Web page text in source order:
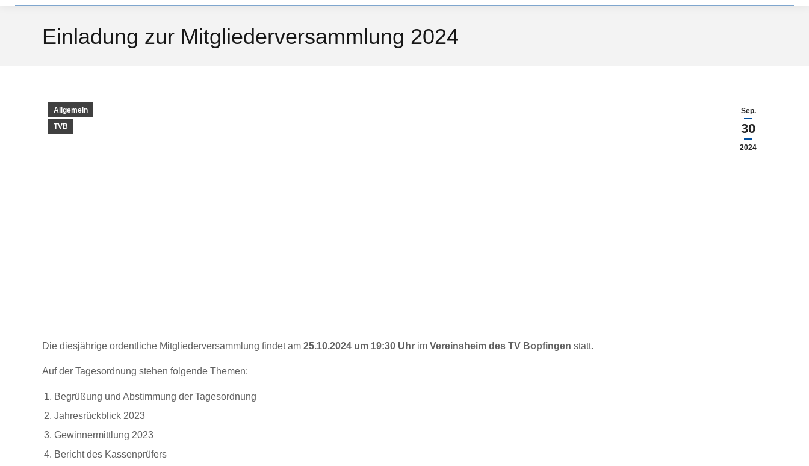
Einladung zur Mitgliederversammlung 2024
Sep.
30
2024
Allgemein
TVB
Die diesjährige ordentliche Mitgliederversammlung findet am 25.10.2024 um 19:30 Uhr im Vereinsheim des TV Bopfingen statt.
Auf der Tagesordnung stehen folgende Themen:
Begrüßung und Abstimmung der Tagesordnung
Jahresrückblick 2023
Gewinnermittlung 2023
Bericht des Kassenprüfers